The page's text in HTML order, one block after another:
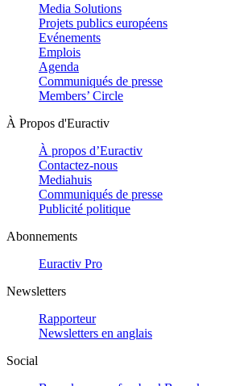
Media Solutions
Projets publics européens
Evénements
Emplois
Agenda
Communiqués de presse
Members’ Circle
À Propos d'Euractiv
À propos d’Euractiv
Contactez-nous
Mediahuis
Communiqués de presse
Publicité politique
Abonnements
Euractiv Pro
Newsletters
Rapporteur
Newsletters en anglais
Social